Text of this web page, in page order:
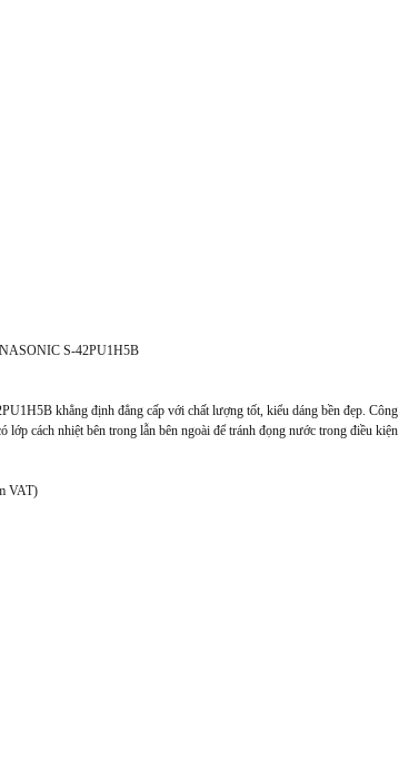
S-42PU1H5B
khẳng định đẳng cấp với chất lượng tốt, kiểu dáng bền đẹp.
lớp cách nhiệt bên trong lẫn bên ngoài để tránh đọng nước trong điều
VAT)